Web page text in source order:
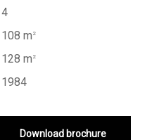
4
108 m 2
128 m 2
1984
Download brochure